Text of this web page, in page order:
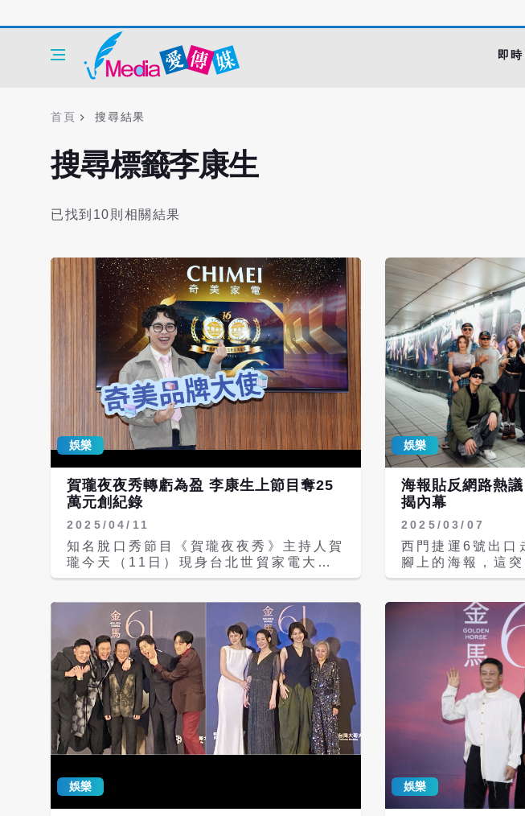
即時
首頁 搜尋結果
搜尋標籤李康生
已找到10則相關結果
娛樂
賀瓏夜夜秀轉虧為盈 李康生上節目奪25
萬元創紀錄
2025/04/11
知名脫口秀節目《賀瓏夜夜秀》主持人賀
瓏今天（11日）現身台北世貿家電大
展，擔任奇美家電活動嘉賓。他大方分享
夜秀》的收入「低到爆炸」，第一季甚至
虧損收場。即將播出完畢的第二季才稍微
小賺，「平均起來還是在賠」，但他仍視
為對自己的投資，期盼能找到金主，順利
製作第三季。 《夜夜秀》第一季以政治
議題為主，因話題敏感引起網友熱議，第
二季轉向藝人與歌手，砲火降低，節目成
效也逐漸穩定。賀瓏表示：「第二季已經
錄完，會播到周日結束，希望還能有第三
季。」至於是否重談政治話題，他笑說：
好做的，因為不是選舉年」。 節目來賓
娛樂
海報貼反網路熱議「太瞎
揭內幕
2025/03/07
西門捷運6號出口
腳上的海報，這
在社群掀起熱議
太歌手黃美珍、
目評審金陽、
川親至西門6號出
哲的創意，希望
眾重新審視街舞
表演。 街舞實境節目《S+PLUS巔峰舞
者》持續熱播中
經在國際開花結
透過街舞的舞者
而海報上的頂級
典，他曾是自來
超過25年。《原
德，也是《這！
娛樂 娛樂